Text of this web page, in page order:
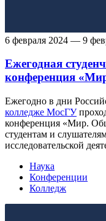
6 февраля 2024 — 9
Ежегодная
конференция
Ежегодно в дни
колледже МосГУ
конференция «Мир.
студентам и
исследовательской
Наука
Конференции
Колледж